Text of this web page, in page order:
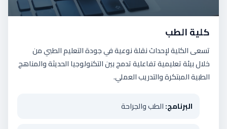
كلية الطب
تسعى الكلية لإحداث نقلة نوعية في جودة التعليم الطبي من
خلال بيئة تعليمية تفاعلية تدمج بين التكنولوجيا الحديثة والمناهج
الطبية المبتكرة والتدريب العملي.
البرنامج:الطب والجراحة